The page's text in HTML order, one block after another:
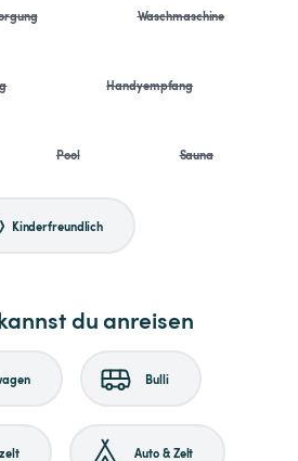
Waschmaschine
Handyempfang
Pool Sauna
Kinderfreundlich
du anreisen
Bulli
Auto & Zelt